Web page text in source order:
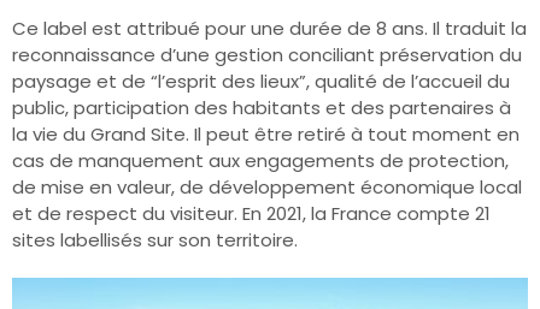
Ce label est attribué pour une durée de 8 ans. Il traduit la
reconnaissance d’une gestion conciliant préservation du
paysage et de “l’esprit des lieux”, qualité de l’accueil du
public, participation des habitants et des partenaires à
la vie du Grand Site. Il peut être retiré à tout moment en
cas de manquement aux engagements de protection,
de mise en valeur, de développement économique local
et de respect du visiteur. En 2021, la France compte 21
sites labellisés sur son territoire.